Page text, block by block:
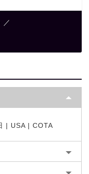
| USA | COTA